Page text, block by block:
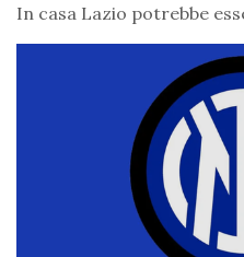
In casa Lazio potrebbe